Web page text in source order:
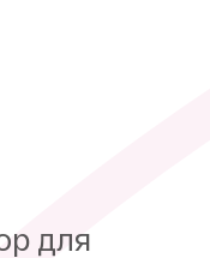
для